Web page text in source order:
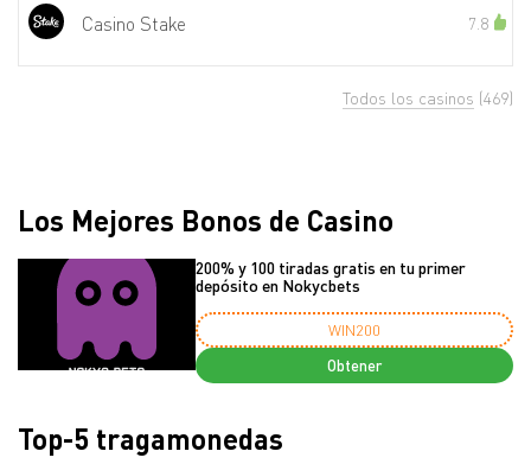
Casino Stake 7.8
Todos los casinos (469)
Los Mejores Bonos de Casino
200% y 100 tiradas gratis en tu primer
depósito en Nokycbets
WIN200
Obtener
Top-5 tragamonedas